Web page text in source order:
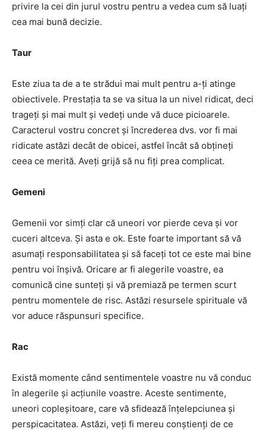
privire la cei din jurul vostru pentru a vedea cum să luați
cea mai bună decizie.
Taur
Este ziua ta de a te strădui mai mult pentru a-ți atinge
obiectivele. Prestația ta se va situa la un nivel ridicat, deci
trageți și mai mult și vedeți unde vă duce picioarele.
Caracterul vostru concret și încrederea dvs. vor fi mai
ridicate astăzi decât de obicei, astfel încât să obțineți
ceea ce merită. Aveți grijă să nu fiți prea complicat.
Gemeni
Gemenii vor simți clar că uneori vor pierde ceva și vor
cuceri altceva. Și asta e ok. Este foarte important să vă
asumați responsabilitatea și să faceți tot ce este mai bine
pentru voi înșivă. Oricare ar fi alegerile voastre, ea
comunică cine sunteți și vă premiază pe termen scurt
pentru momentele de risc. Astăzi resursele spirituale vă
vor aduce răspunsuri specifice.
Rac
Există momente când sentimentele voastre nu vă conduc
în alegerile și acțiunile voastre. Aceste sentimente,
uneori copleșitoare, care vă sfidează înțelepciunea și
perspicacitatea. Astăzi, veți fi mereu conștienți de ce